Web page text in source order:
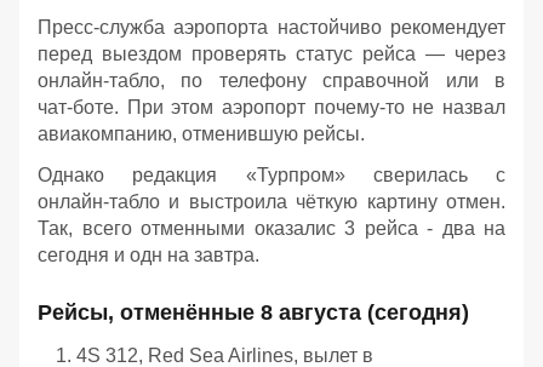
Пресс‑служба аэропорта настойчиво рекомендует
перед выездом проверять статус рейса — через
онлайн‑табло, по телефону справочной или в
чат‑боте. При этом аэропорт почему-то не назвал
авиакомпанию, отменившую рейсы.
Однако редакция «Турпром» сверилась с
онлайн‑табло и выстроила чёткую картину отмен.
Так, всего отменными оказалис 3 рейса - два на
сегодня и одн на завтра.
Рейсы, отменённые 8 августа (сегодня)
4S 312, Red Sea Airlines, вылет в